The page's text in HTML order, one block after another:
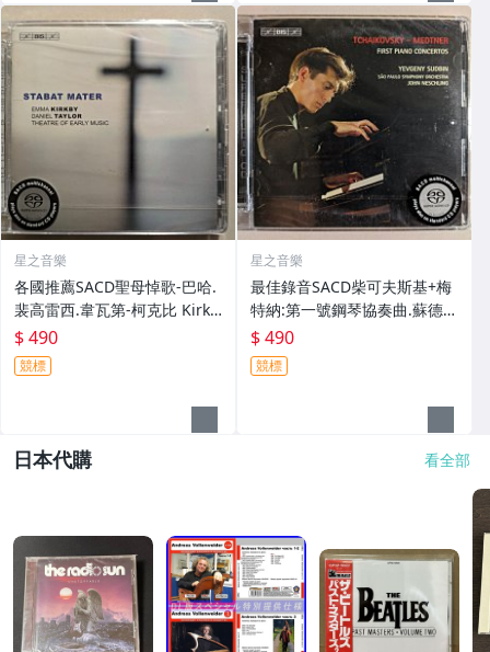
星之音樂
各國推薦SACD聖母悼歌-巴哈.
裴高雷西.韋瓦第-柯克比 Kirkb
y Taylor Pergolesi Bach Vival
di Stabat Mater
$ 490
競標
星之音樂
最佳錄音SACD柴可夫斯基+梅
特納:第一號鋼琴協奏曲.蘇德賓
Tchaikovsky Medtner Sudbi
n Neschling全新
$ 490
競標
日本代購 看全部